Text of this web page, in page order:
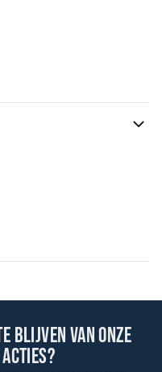
blijven van onze